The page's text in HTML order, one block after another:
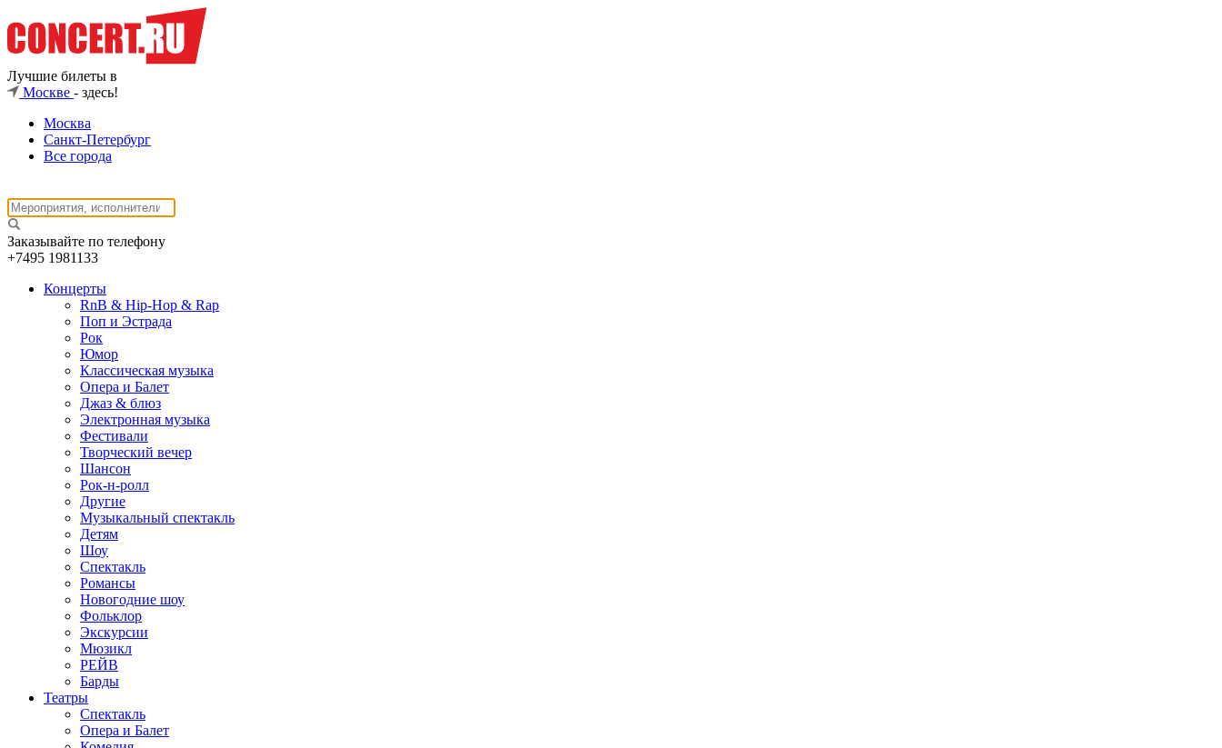
Лучшие билеты в
Москве - здесь!
Москва
Санкт-Петербург
Все города
Заказывайте по телефону
+7495 1981133
Концерты
RnB & Hip-Hop & Rap
Поп и Эстрада
Рок
Юмор
Классическая музыка
Опера и Балет
Джаз & блюз
Электронная музыка
Фестивали
Творческий вечер
Шансон
Рок-н-ролл
Другие
Музыкальный спектакль
Детям
Шоу
Спектакль
Романсы
Новогодние шоу
Фольклор
Экскурсии
Мюзикл
РЕЙВ
Барды
Театры
Спектакль
Опера и Балет